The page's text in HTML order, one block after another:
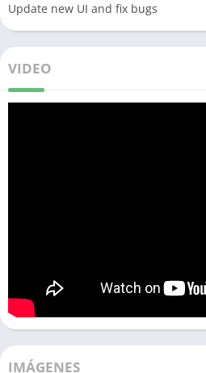
Update new UI and fix bugs
VIDEO
IMÁGENES